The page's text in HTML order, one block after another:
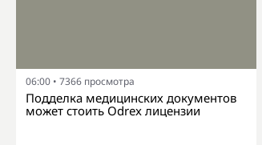
06:00 • 7366 просмотра
Подделка медицинских документов
может стоить Odrex лицензии